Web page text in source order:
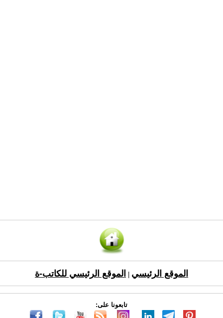
الموقع الرئيسي الموقع الرئيسي للكاتب-ة
تابعونا على: